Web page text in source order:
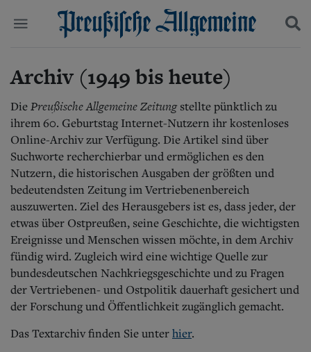
Start
Wer wir sind
Aktuelle Ausgabe
Abonnenten-Login
Abonnent werden
Politik
Kultur
Wirtschaft
Panorama
Gesellschaft
Leben
Geschichte
Ostpreußen
Pommern
Berlin-Brandenburg
Schlesien
Danzig und Westpreußen
Bücher
Suchen und finden
Archiv (1949 bis heute)
DiePreußische Allgemeine Zeitung stellte pünktlich zu
ihrem 60. Geburtstag Internet-Nutzern ihr kostenloses
Online-Archiv zur Verfügung. Die Artikel sind über
Suchworte recherchierbar und ermöglichen es den
Nutzern, die historischen Ausgaben der größten und
bedeutendsten Zeitung im Vertriebenenbereich
auszuwerten. Ziel des Herausgebers ist es, dass jeder, der
etwas über Ostpreußen, seine Geschichte, die wichtigsten
Ereignisse und Menschen wissen möchte, in dem Archiv
fündig wird. Zugleich wird eine wichtige Quelle zur
bundesdeutschen Nachkriegsgeschichte und zu Fragen
der Vertriebenen- und Ostpolitik dauerhaft gesichert und
der Forschung und Öffentlichkeit zugänglich gemacht.
Das Textarchiv finden Sie unterhier.